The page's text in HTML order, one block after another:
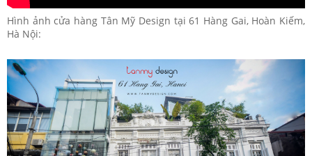
Hình ảnh cửa hàng Tân Mỹ Design tại 61 Hàng Gai, Hoàn Kiếm,
Hà Nội: